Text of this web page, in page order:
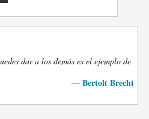
dar a los demás es el ejemplo de
— Bertolt Brecht